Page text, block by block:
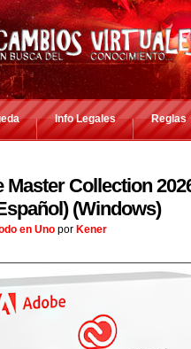
Info Legales Reglas
Collection
(Windows)
en Uno por Kener